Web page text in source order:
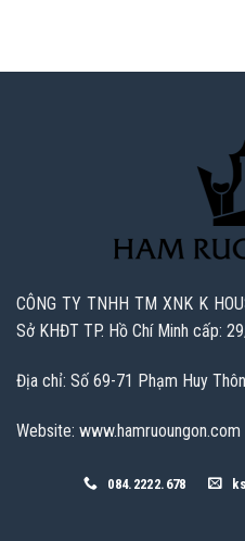
CÔNG TY TNHH TM XNK K
Sở KHĐT TP. Hồ Chí Minh cấp:
Địa chỉ: Số 69-71 Phạm Huy
Website: www.hamruoungon.com
084.2222.678